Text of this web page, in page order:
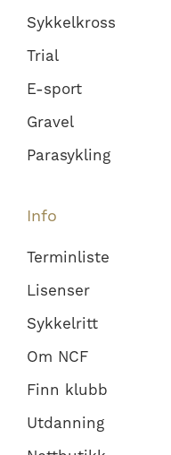
Sykkelkross
Trial
E-sport
Gravel
Parasykling
Info
Terminliste
Lisenser
Sykkelritt
Om NCF
Finn klubb
Utdanning